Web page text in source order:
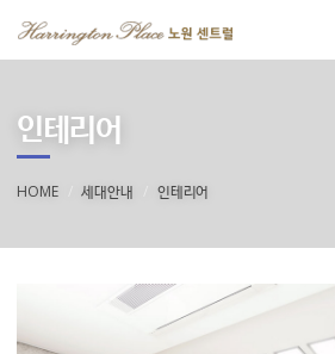
인테리어
HOME 세대안내 인테리어